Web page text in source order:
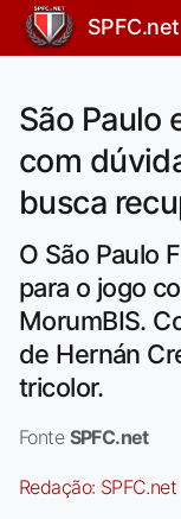
SPFC.net
São Paulo
com
busca
O São Paulo
para o jogo
MorumBIS.
de Hernán
tricolor.
Fonte SPFC.net
Redação: SPFC.net